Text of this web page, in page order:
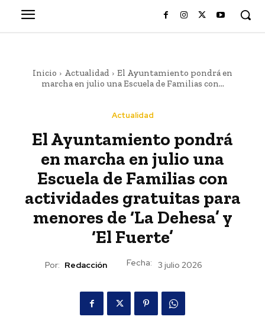
Inicio Actualidad
El Ayuntamiento pondrá en
marcha en julio una Escuela de Familias con...
Actualidad
El Ayuntamiento pondrá
en marcha en julio una
Escuela de Familias con
actividades gratuitas para
menores de ‘La Dehesa’ y
‘El Fuerte’
Por: Redacción Fecha: 3 julio 2026